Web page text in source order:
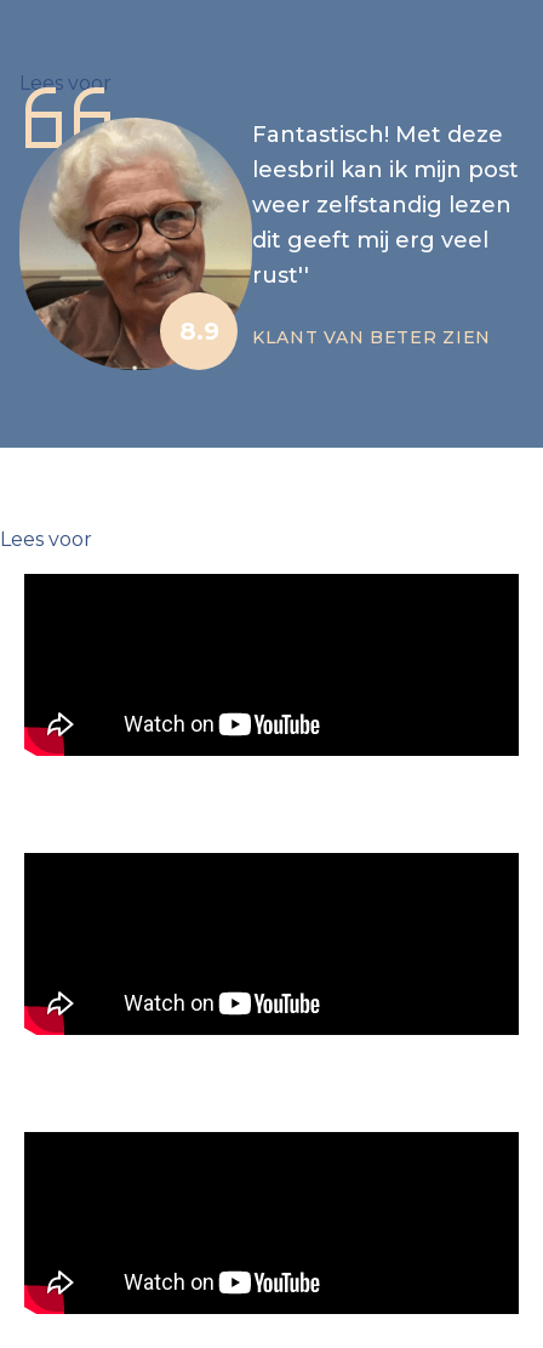
Lees voor
8.9
Fantastisch! Met deze
leesbril kan ik mijn post
weer zelfstandig lezen
dit geeft mij erg veel
rust''
KLANT VAN BETER ZIEN
Lees voor